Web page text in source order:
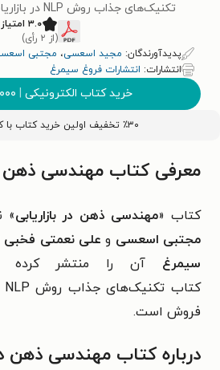
تکنیک‌های جذاب روش NLP در بازاریابی و مدیریت فروش
۳.۰ امتیاز
(از ۲ رأی)
پدیدآورندگان: مجید اسعسی، مجتبی
انتشارات: انتشارات فروغ سیمرغ
خرید کتاب الکترونیکی |
٪۳۰ تخفیف اولین خرید کتاب با کد
معرفی کتاب مهندسی ذهن
کتاب «مهندسی ذهن در بازاریابی»
مجتبی اسعسی و علی نعمتی فخبی
سیمرغ آن را منتشر کرده
فروش است.
درباره کتاب مهندسی ذهن در